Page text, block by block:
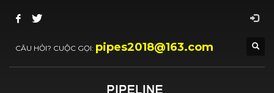
CÂU HỎI? CUỘC GỌI: pipes2018@163.com